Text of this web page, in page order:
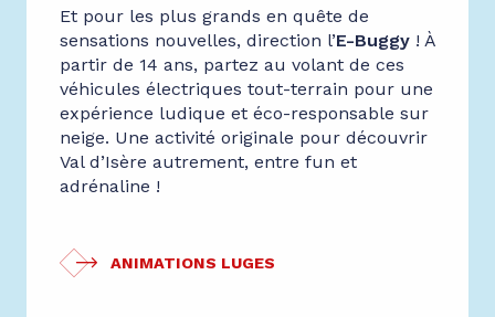
Et pour les plus grands en quête de
sensations nouvelles, direction l’E-Buggy ! À
partir de 14 ans, partez au volant de ces
véhicules électriques tout-terrain pour une
expérience ludique et éco-responsable sur
neige. Une activité originale pour découvrir
Val d’Isère autrement, entre fun et
adrénaline !
ANIMATIONS LUGES